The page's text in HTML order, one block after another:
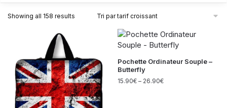
Showing all 158 results
Pochette Ordinateur Souple –
Butterfly
15.90€– 26.90€